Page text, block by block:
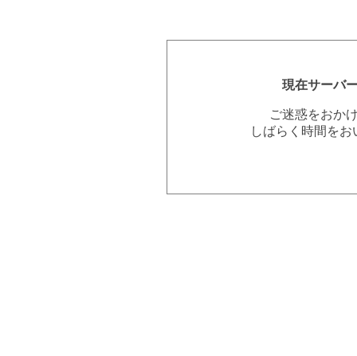
現在サーバ
ご迷惑をおか
しばらく時間を